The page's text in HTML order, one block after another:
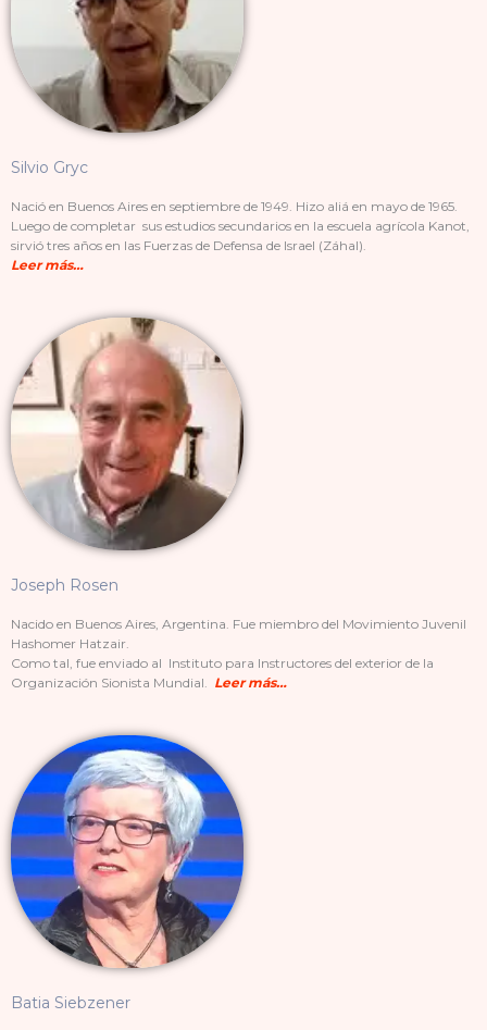
Silvio Gryc​
Nació en Buenos Aires en septiembre de 1949. Hizo aliá en mayo de 1965.
Luego de completar sus estudios secundarios en la escuela agrícola Kanot,
sirvió tres años en las Fuerzas de Defensa de Israel (Záhal).
Leermás…
Joseph Rosen
Nacido en Buenos Aires, Argentina. Fue miembro del Movimiento Juvenil
Hashomer Hatzair.
Como tal, fue enviado al Instituto para Instructores del exterior de la
Organización Sionista Mundial. Leer más…
Batia Siebzener